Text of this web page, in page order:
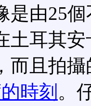
是由25
土耳其
而且拍
時刻 。